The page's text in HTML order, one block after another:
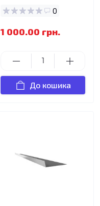
0
1 000.00 грн.
До кошика